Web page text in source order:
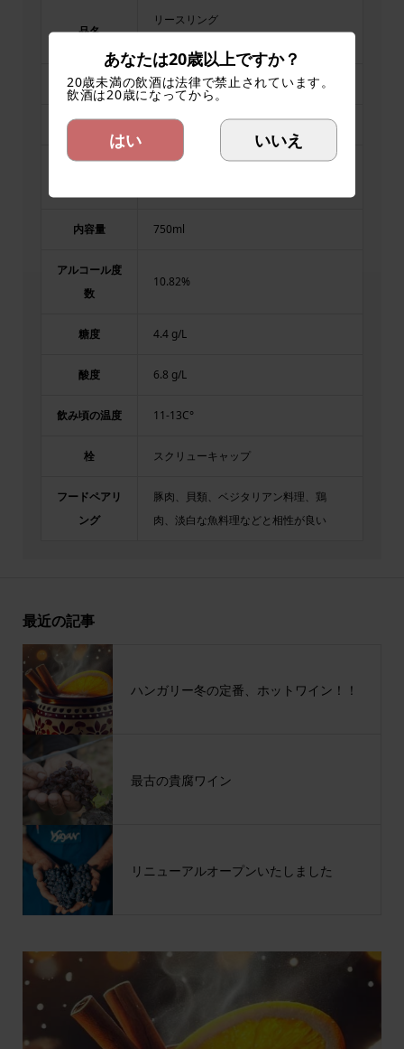
品名
リースリング
収穫年 2024
タイプ 白 ドライ
オラスリースリング 50% 、リースリン
内容量 750ml
アルコール度
数
10.82%
糖度 4.4 g/L
酸度 6.8 g/L
飲み頃の温度 11-13C°
栓 スクリューキャップ
フードペアリ
ング
豚肉、貝類、ベジタリアン料理、鶏
肉、淡白な魚料理などと相性が良い
最近の記事
ハンガリー冬の定番、ホットワイン！！
最古の貴腐ワイン
リニューアルオープンいたしました
あなたは20歳以上ですか？
20歳未満の飲酒は法律で禁止されています。
飲酒は20歳になってから。
はい いいえ